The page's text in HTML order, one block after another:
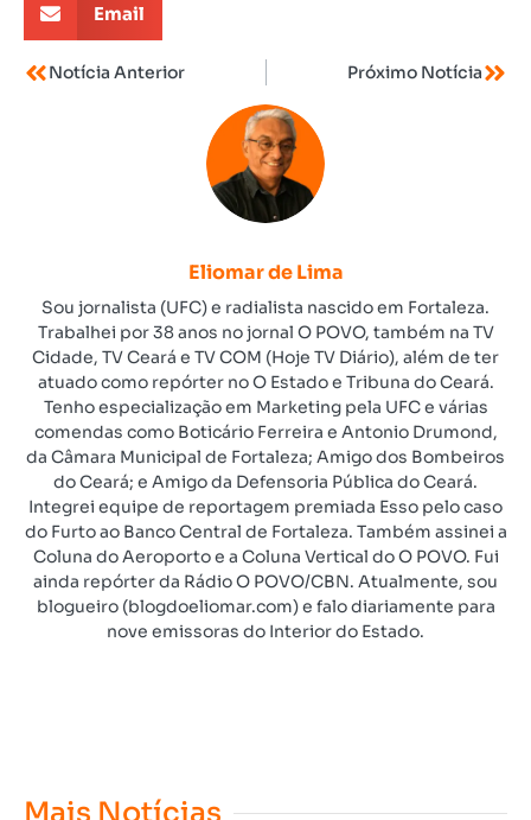
Email
Notícia Anterior Próximo Notícia
Eliomar de Lima
Sou jornalista (UFC) e radialista nascido em Fortaleza.
Trabalhei por 38 anos no jornal O POVO, também na TV
Cidade, TV Ceará e TV COM (Hoje TV Diário), além de ter
atuado como repórter no O Estado e Tribuna do Ceará.
Tenho especialização em Marketing pela UFC e várias
comendas como Boticário Ferreira e Antonio Drumond,
da Câmara Municipal de Fortaleza; Amigo dos Bombeiros
do Ceará; e Amigo da Defensoria Pública do Ceará.
Integrei equipe de reportagem premiada Esso pelo caso
do Furto ao Banco Central de Fortaleza. Também assinei a
Coluna do Aeroporto e a Coluna Vertical do O POVO. Fui
ainda repórter da Rádio O POVO/CBN. Atualmente, sou
blogueiro (blogdoeliomar.com) e falo diariamente para
nove emissoras do Interior do Estado.